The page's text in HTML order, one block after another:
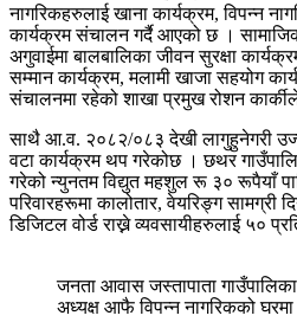
नागरिकहरुलाई खाना कार्यक्रम, विपन्न
कार्यक्रम संचालन गर्दै आएको छ ।
अगुवाईमा बालबालिका जीवन सुरक्षा
सम्मान कार्यक्रम, मलामी खाजा सहयोग
संचालनमा रहेको शाखा प्रमुख रोशन
साथै आ.व. २०८२/०८३ देखी लागुहुनेगरी
वटा कार्यक्रम थप गरेकोछ । छथर
गरेको न्युनतम विद्युत महशुल रू ३० रूपैयाँ
परिवारहरूमा कालोतार, वेयरिङ्ग सामग्री
डिजिटल वोर्ड राख्ने व्यवसायीहरुलाई ५०
जनता आवास जस्तापाता
अध्यक्ष आफै विपन्न नागरिकको घरमा